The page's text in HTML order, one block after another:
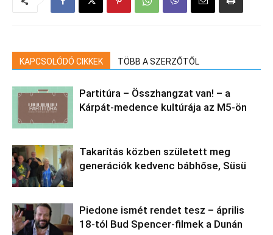
KAPCSOLÓDÓ CIKKEK TÖBB A SZERZŐTŐL
Partitúra – Összhangzat van! – a
Kárpát-medence kultúrája az M5-ön
Takarítás közben született meg
generációk kedvenc bábhőse, Süsü
Piedone ismét rendet tesz – április
18-tól Bud Spencer-filmek a Dunán